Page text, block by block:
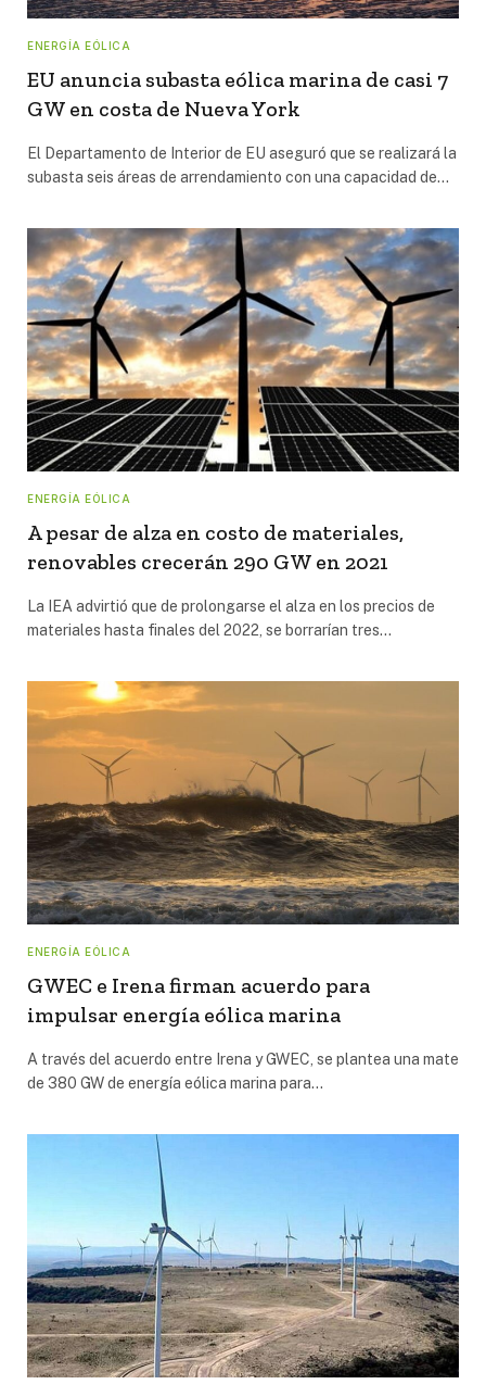
ENERGÍA EÓLICA
EU anuncia subasta eólica marina de casi 7
GW en costa de Nueva York
El Departamento de Interior de EU aseguró que se realizará la
subasta seis áreas de arrendamiento con una capacidad de…
ENERGÍA EÓLICA
A pesar de alza en costo de materiales,
renovables crecerán 290 GW en 2021
La IEA advirtió que de prolongarse el alza en los precios de
materiales hasta finales del 2022, se borrarían tres…
ENERGÍA EÓLICA
GWEC e Irena firman acuerdo para
impulsar energía eólica marina
A través del acuerdo entre Irena y GWEC, se plantea una mate
de 380 GW de energía eólica marina para…